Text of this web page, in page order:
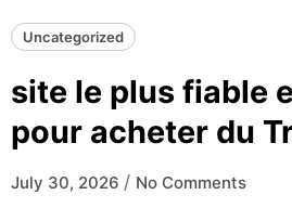
Uncategorized
site le plus fiable
pour acheter du
July 30, 2026 / No Comments